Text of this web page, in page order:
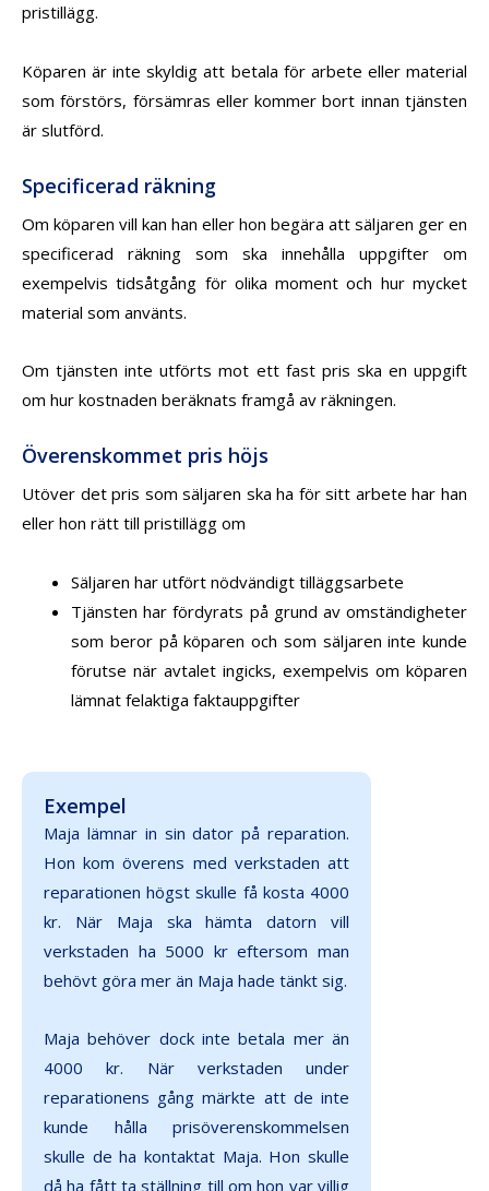
pristillägg.
Köparen är inte skyldig att betala för arbete eller material
som förstörs, försämras eller kommer bort innan tjänsten
är slutförd.
Specificerad räkning
Om köparen vill kan han eller hon begära att säljaren ger en
specificerad räkning som ska innehålla uppgifter om
exempelvis tidsåtgång för olika moment och hur mycket
material som använts.
Om tjänsten inte utförts mot ett fast pris ska en uppgift
om hur kostnaden beräknats framgå av räkningen.
Överenskommet pris höjs
Utöver det pris som säljaren ska ha för sitt arbete har han
eller hon rätt till pristillägg om
Säljaren har utfört nödvändigt tilläggsarbete
Tjänsten har fördyrats på grund av omständigheter
som beror på köparen och som säljaren inte kunde
förutse när avtalet ingicks, exempelvis om köparen
lämnat felaktiga faktauppgifter
Exempel
Maja lämnar in sin dator på reparation.
Hon kom överens med verkstaden att
reparationen högst skulle få kosta 4000
kr. När Maja ska hämta datorn vill
verkstaden ha 5000 kr eftersom man
behövt göra mer än Maja hade tänkt sig.
Maja behöver dock inte betala mer än
4000 kr. När verkstaden under
reparationens gång märkte att de inte
kunde hålla prisöverenskommelsen
skulle de ha kontaktat Maja. Hon skulle
då ha fått ta ställning till om hon var villig